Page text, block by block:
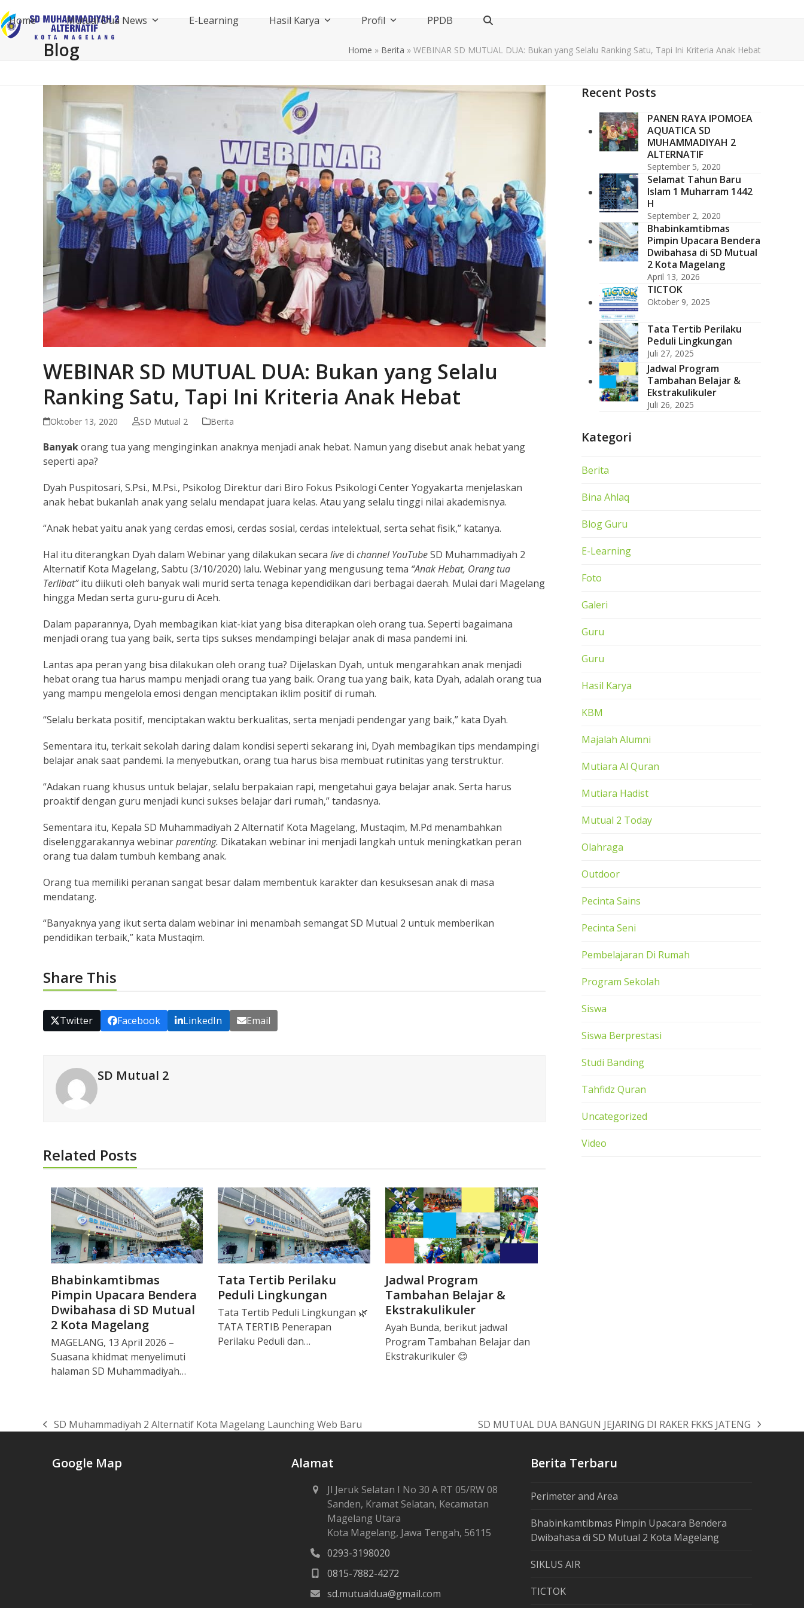
to
content
Home Mutual Dua News E-Learning Hasil Karya Profil PPDB
Blog Home » Berita » WEBINAR SD MUTUAL DUA: Bukan yang Selalu Ranking Satu, Tapi Ini Kriteria Anak Hebat
WEBINAR SD MUTUAL DUA: Bukan yang Selalu
Ranking Satu, Tapi Ini Kriteria Anak Hebat
Oktober 13, 2020 SD Mutual 2 Berita
Banyakorang tua yang menginginkan anaknya menjadi anak hebat. Namun yang disebut anak hebat yang
seperti apa?
Dyah Puspitosari, S.Psi., M.Psi., Psikolog Direktur dari Biro Fokus Psikologi Center Yogyakarta menjelaskan
anak hebat bukanlah anak yang selalu mendapat juara kelas. Atau yang selalu tinggi nilai akademisnya.
“Anak hebat yaitu anak yang cerdas emosi, cerdas sosial, cerdas intelektual, serta sehat fisik,” katanya.
Hal itu diterangkan Dyah dalam Webinar yang dilakukan secara livedi channel YouTubeSD Muhammadiyah 2
Alternatif Kota Magelang, Sabtu (3/10/2020) lalu. Webinar yang mengusung tema “Anak Hebat, Orang tua
Terlibat”itu diikuti oleh banyak wali murid serta tenaga kependidikan dari berbagai daerah. Mulai dari Magelang
hingga Medan serta guru-guru di Aceh.
Dalam paparannya, Dyah membagikan kiat-kiat yang bisa diterapkan oleh orang tua. Seperti bagaimana
menjadi orang tua yang baik, serta tips sukses mendampingi belajar anak di masa pandemi ini.
Lantas apa peran yang bisa dilakukan oleh orang tua? Dijelaskan Dyah, untuk mengarahkan anak menjadi
hebat orang tua harus mampu menjadi orang tua yang baik. Orang tua yang baik, kata Dyah, adalah orang tua
yang mampu mengelola emosi dengan menciptakan iklim positif di rumah.
“Selalu berkata positif, menciptakan waktu berkualitas, serta menjadi pendengar yang baik,” kata Dyah.
Sementara itu, terkait sekolah daring dalam kondisi seperti sekarang ini, Dyah membagikan tips mendampingi
belajar anak saat pandemi. Ia menyebutkan, orang tua harus bisa membuat rutinitas yang terstruktur.
“Adakan ruang khusus untuk belajar, selalu berpakaian rapi, mengetahui gaya belajar anak. Serta harus
proaktif dengan guru menjadi kunci sukses belajar dari rumah,” tandasnya.
Sementara itu, Kepala SD Muhammadiyah 2 Alternatif Kota Magelang, Mustaqim, M.Pd menambahkan
diselenggarakannya webinarparenting. Dikatakan webinar ini menjadi langkah untuk meningkatkan peran
orang tua dalam tumbuh kembang anak.
Orang tua memiliki peranan sangat besar dalam membentuk karakter dan kesuksesan anak di masa
mendatang.
“Banyaknya yang ikut serta dalam webinar ini menambah semangat SD Mutual 2 untuk memberikan
pendidikan terbaik,” kata Mustaqim.
Share This
Twitter Facebook LinkedIn Email
SD Mutual 2
Related Posts
Bhabinkamtibmas
Pimpin Upacara Bendera
Dwibahasa di SD Mutual
2 Kota Magelang
MAGELANG, 13 April 2026 –
Suasana khidmat menyelimuti
halaman SD Muhammadiyah…
Tata Tertib Perilaku
Peduli Lingkungan
Tata Tertib Peduli Lingkungan 🌿
TATA TERTIB Penerapan
Perilaku Peduli dan…
Jadwal Program
Tambahan Belajar &
Ekstrakulikuler
Ayah Bunda, berikut jadwal
Program Tambahan Belajar dan
Ekstrakurikuler 😊
Recent Posts
PANEN RAYA IPOMOEA
AQUATICA SD
MUHAMMADIYAH 2
ALTERNATIF
September 5, 2020
Selamat Tahun Baru
Islam 1 Muharram 1442
H
September 2, 2020
Bhabinkamtibmas
Pimpin Upacara Bendera
Dwibahasa di SD Mutual
2 Kota Magelang
April 13, 2026
TICTOK
Oktober 9, 2025
Tata Tertib Perilaku
Peduli Lingkungan
Juli 27, 2025
Jadwal Program
Tambahan Belajar &
Ekstrakulikuler
Juli 26, 2025
Kategori
Berita
Bina Ahlaq
Blog Guru
E-Learning
Foto
Galeri
Guru
Guru
Hasil Karya
KBM
Majalah Alumni
Mutiara Al Quran
Mutiara Hadist
Mutual 2 Today
Olahraga
Outdoor
Pecinta Sains
Pecinta Seni
Pembelajaran Di Rumah
Program Sekolah
Siswa
Siswa Berprestasi
Studi Banding
Tahfidz Quran
Uncategorized
Video
previous
SD Muhammadiyah 2 Alternatif Kota Magelang Launching Web Baru
next
SD MUTUAL DUA BANGUN JEJARING DI RAKER FKKS JATENG
Google Map Alamat
Jl Jeruk Selatan I No 30 A RT 05/RW 08
Sanden, Kramat Selatan, Kecamatan
Magelang Utara
Kota Magelang, Jawa Tengah, 56115
0293-3198020
0815-7882-4272
sd.mutualdua@gmail.com
Berita Terbaru
Perimeter and Area
Bhabinkamtibmas Pimpin Upacara Bendera
Dwibahasa di SD Mutual 2 Kota Magelang
SIKLUS AIR
TICTOK